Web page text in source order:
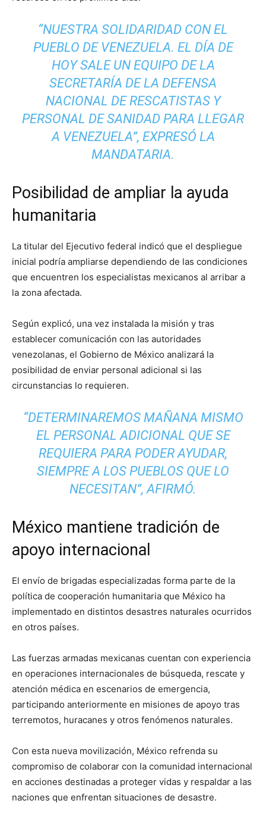
“NUESTRA SOLIDARIDAD CON EL
PUEBLO DE VENEZUELA. EL DÍA DE
HOY SALE UN EQUIPO DE LA
SECRETARÍA DE LA DEFENSA
NACIONAL DE RESCATISTAS Y
PERSONAL DE SANIDAD PARA LLEGAR
A VENEZUELA”, EXPRESÓ LA
MANDATARIA.
Posibilidad de ampliar la ayuda
humanitaria
La titular del Ejecutivo federal indicó que el despliegue
inicial podría ampliarse dependiendo de las condiciones
que encuentren los especialistas mexicanos al arribar a
la zona afectada.
Según explicó, una vez instalada la misión y tras
establecer comunicación con las autoridades
venezolanas, el Gobierno de México analizará la
posibilidad de enviar personal adicional si las
circunstancias lo requieren.
“DETERMINAREMOS MAÑANA MISMO
EL PERSONAL ADICIONAL QUE SE
REQUIERA PARA PODER AYUDAR,
SIEMPRE A LOS PUEBLOS QUE LO
NECESITAN”, AFIRMÓ.
México mantiene tradición de
apoyo internacional
El envío de brigadas especializadas forma parte de la
política de cooperación humanitaria que México ha
implementado en distintos desastres naturales ocurridos
en otros países.
Las fuerzas armadas mexicanas cuentan con experiencia
en operaciones internacionales de búsqueda, rescate y
atención médica en escenarios de emergencia,
participando anteriormente en misiones de apoyo tras
terremotos, huracanes y otros fenómenos naturales.
Con esta nueva movilización, México refrenda su
compromiso de colaborar con la comunidad internacional
en acciones destinadas a proteger vidas y respaldar a las
naciones que enfrentan situaciones de desastre.